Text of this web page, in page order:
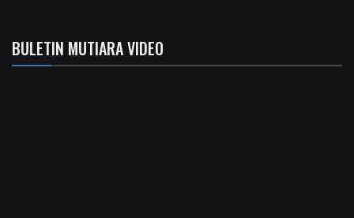
BULETIN MUTIARA VIDEO